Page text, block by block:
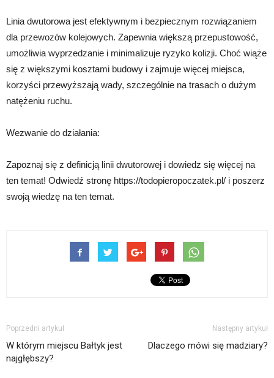
Linia dwutorowa jest efektywnym i bezpiecznym rozwiązaniem
dla przewozów kolejowych. Zapewnia większą przepustowość,
umożliwia wyprzedzanie i minimalizuje ryzyko kolizji. Choć wiąże
się z większymi kosztami budowy i zajmuje więcej miejsca,
korzyści przewyższają wady, szczególnie na trasach o dużym
natężeniu ruchu.
Wezwanie do działania:
Zapoznaj się z definicją linii dwutorowej i dowiedz się więcej na
ten temat! Odwiedź stronę https://todopieropoczatek.pl/ i poszerz
swoją wiedzę na ten temat.
Poprzedni artykuł
W którym miejscu Bałtyk jest
najgłębszy?
Następny artykuł
Dlaczego mówi się madziary?